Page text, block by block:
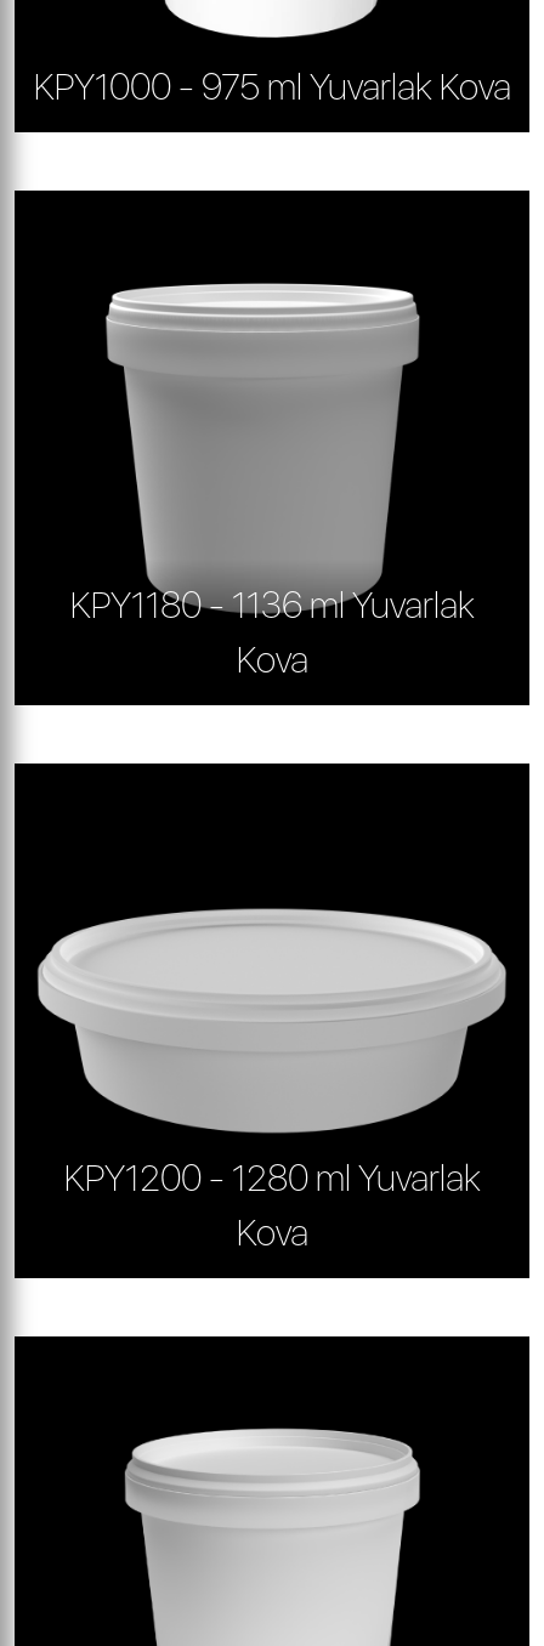
KPY1000 - 975 ml Yuvarlak Kova
KPY1180 - 1136 ml Yuvarlak
Kova
KPY1200 - 1280 ml Yuvarlak
Kova